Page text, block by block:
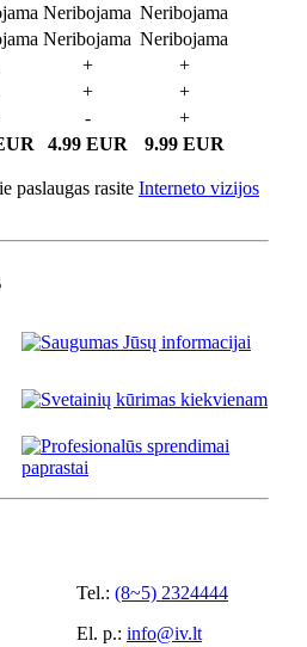
Neribojama Neribojama
Neribojama Neribojama
+
+
+
+
-
+
4.99 EUR 9.99 EUR
paslaugas rasite Interneto vizijos
Tel.: (8~5) 2324444
El. p.: info@iv.lt